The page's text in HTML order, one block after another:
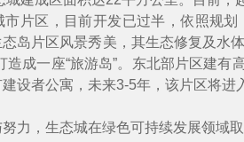
市片区，目前开发已过半，依照规
岛片区风景秀美，其生态修复及水
造成一座“旅游岛”。东北部片区建
设者公寓，未来3-5年，该片区将进
力，生态城在绿色可持续发展领域